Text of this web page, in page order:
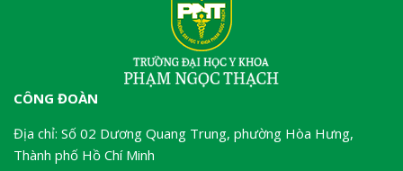
CÔNG ĐOÀN
Địa chỉ: Số 02 Dương Quang Trung, phường Hòa Hưng,
Thành phố Hồ Chí Minh